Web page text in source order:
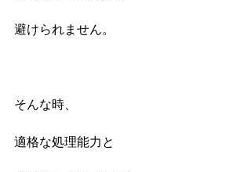
避けられません。
そんな時、
適格な処理能力と